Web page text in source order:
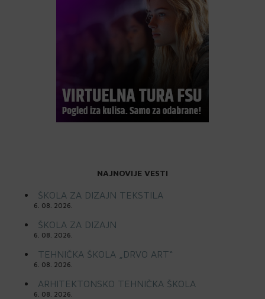
NAJNOVIJE VESTI
ŠKOLA ZA DIZAJN TEKSTILA
6. 08. 2026.
ŠKOLA ZA DIZAJN
6. 08. 2026.
TEHNIČKA ŠKOLA „DRVO ART“
6. 08. 2026.
ARHITEKTONSKO TEHNIČKA ŠKOLA
6. 08. 2026.